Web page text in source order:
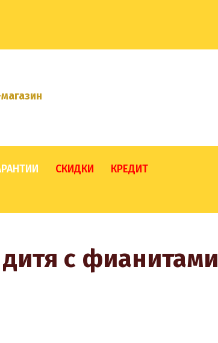
СКИДКИ
КРЕДИТ
с фианитами